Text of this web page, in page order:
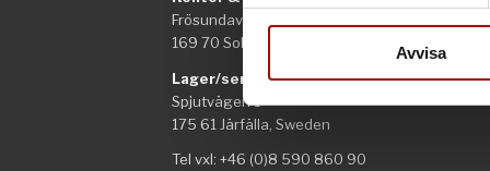
sociala medier och
till de sociala medier och
med annan information som
Avvisa
Frösundaviks allé 1
169 70 Solna
Lager/service
Spjutvägen 1
175 61 Järfälla, Sweden
Tel vxl: +46 (0)8 590 860 90